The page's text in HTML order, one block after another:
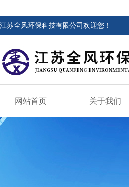
江苏全风环保科技有限公司欢迎您！
网站首页 关于我们